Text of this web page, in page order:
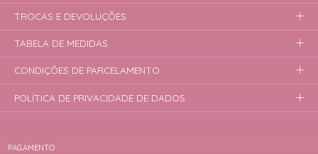
PAGAMENTO
TROCAS E DEVOLUÇÕES
TABELA DE MEDIDAS
CONDIÇÕES DE PARCELAMENTO
POLÍTICA DE PRIVACIDADE DE DADOS